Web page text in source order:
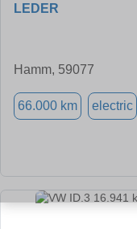
LEDER
Hamm, 59077
66.000 km electric